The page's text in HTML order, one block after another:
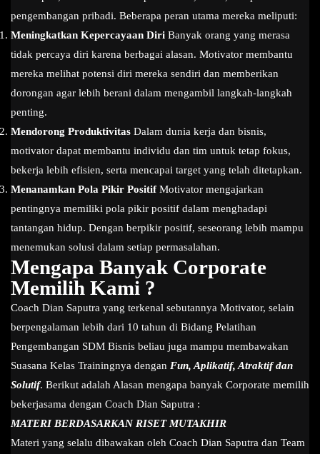
pengembangan pribadi. Beberapa peran utama mereka meliputi:
Meningkatkan Kepercayaan Diri Banyak orang yang merasa
tidak percaya diri karena berbagai alasan. Motivator membantu
mereka melihat potensi diri mereka sendiri dan memberikan
dorongan agar lebih berani dalam mengambil langkah-langkah
penting.
Mendorong Produktivitas Dalam dunia kerja dan bisnis,
motivator dapat membantu individu dan tim untuk tetap fokus,
bekerja lebih efisien, serta mencapai target yang telah ditetapkan.
Menanamkan Pola Pikir PositifMotivator mengajarkan
pentingnya memiliki pola pikir positif dalam menghadapi
tantangan hidup. Dengan berpikir positif, seseorang lebih mampu
menemukan solusi dalam setiap permasalahan.
Mengapa Banyak Corporate
Memilih Kami ?
Coach Dian Saputra yang terkenal sebutannya Motivator, selain
berpengalaman lebih dari 10 tahun di Bidang Pelatihan
Pengembangan SDM Bisnis beliau juga mampu membawakan
Suasana Kelas Trainingnya dengan Fun, Aplikatif, Atraktif dan
Solutif. Berikut adalah Alasan mengapa banyak Corporate memilih
bekerjasama dengan Coach Dian Saputra :
MATERI BERDASARKAN RISET MUTAKHIR
Materi yang selalu dibawakan oleh Coach Dian Saputra dan Team